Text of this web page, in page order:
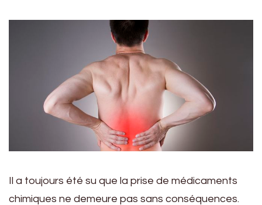
Il a toujours été su que la prise de médicaments
chimiques ne demeure pas sans conséquences.